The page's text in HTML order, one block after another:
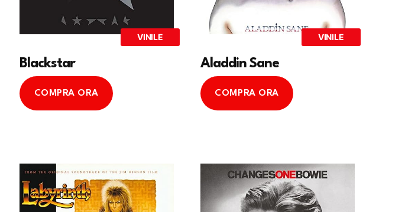
VINILE
Blackstar
COMPRA ORA
VINILE
Aladdin Sane
COMPRA ORA